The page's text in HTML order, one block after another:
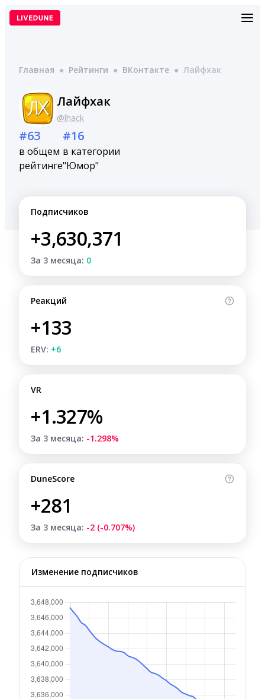
Перейти
Главная ● Рейтинги ● ВКонтакте ● Лайфхак
Лайфхак
@lhack
#63
в общем
рейтинге
#16
в категории
"Юмор"
Подписчиков
+3,630,371
За 3 месяца: 0
Реакций
+133
ERV: +6
VR
+1.327%
За 3 месяца: -1.298%
DuneScore
+281
За 3 месяца: -2 (-0.707%)
Изменение подписчиков